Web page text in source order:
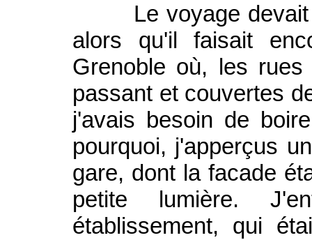
Le voyage devait
alors qu'il faisait
Grenoble où, les
passant et couvertes
j'avais besoin de
pourquoi, j'apperçus
gare, dont la facade
petite lumière.
établissement, qui